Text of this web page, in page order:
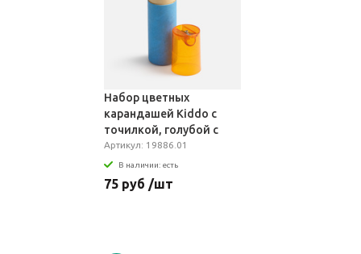
Набор цветных
карандашей Kiddo с
точилкой, голубой с
оранжевым
Артикул: 19886.01
В наличии: есть
75 руб /шт